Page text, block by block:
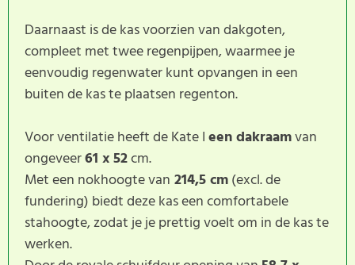
Daarnaast is de kas voorzien van dakgoten,
compleet met twee regenpijpen, waarmee je
eenvoudig regenwater kunt opvangen in een
buiten de kas te plaatsen regenton.
Voor ventilatie heeft de Kate Ieen dakraamvan
ongeveer61 x 52cm.
Met een nokhoogte van 214,5 cm(excl. de
fundering) biedt deze kas een comfortabele
stahoogte, zodat je je prettig voelt om in de kas te
werken.